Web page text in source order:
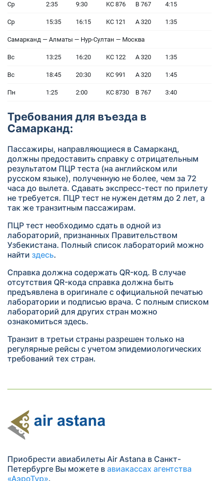
Ср 2:35 9:30 KC 876 B 767 4:15
Ср 15:35 16:15 KC 121 А 320 1:35
Самарканд — Алматы — Нур-Султан — Москва
Вс 13:25 16:20 KC 122 А 320 1:35
Вс 18:45 20:30 KC 991 А 320 1:45
Пн 1:25 2:00 KC 8730 B 767 3:40
Требования для въезда в
Самарканд:
Пассажиры, направляющиеся в Cамарканд,
должны предоставить справку с отрицательным
результатом ПЦР теста (на английском или
русском языке), полученную не более, чем за 72
часа до вылета. Сдавать экспресс-тест по прилету
не требуется. ПЦР тест не нужен детям до 2 лет, а
так же транзитным пассажирам.
ПЦР тест необходимо сдать в одной из
лабораторий, признанных Правительством
Узбекистана. Полный список лабораторий можно
найти здесь.
Справка должна содержать QR-код. В случае
отсутствия QR-кода справка должна быть
предъявлена в оригинале с официальной печатью
лаборатории и подписью врача. С полным списком
лабораторий для других стран можно
ознакомиться здесь.
Транзит в третьи страны разрешен только на
регулярные рейсы с учетом эпидемиологических
требований тех стран.
Приобрести авиабилеты Air Astana в Санкт-
Петербурге Вы можете в авиакассах агентства
«АэроТур».